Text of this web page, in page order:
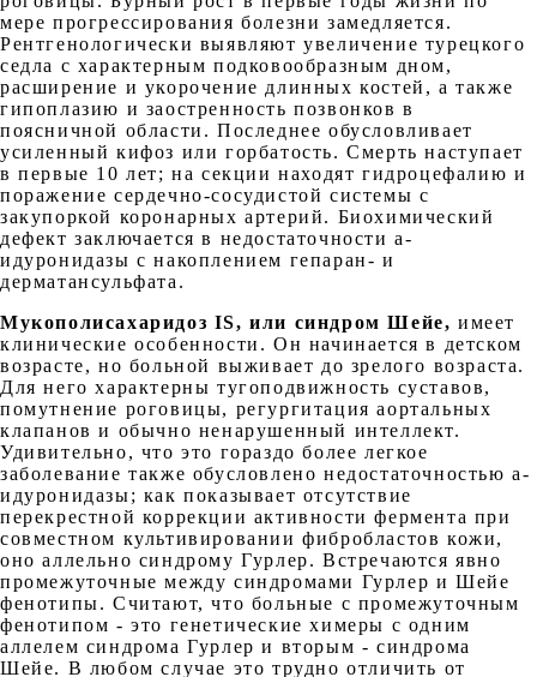
мере прогрессирования болезни замедляется.
Рентгенологически выявляют увеличение турецкого
седла с характерным подковообразным дном,
расширение и укорочение длинных костей, а также
гипоплазию и заостренность позвонков в
поясничной области. Последнее обусловливает
усиленный кифоз или горбатость. Смерть наступает
в первые 10 лет; на секции находят гидроцефалию и
поражение сердечно-сосудистой системы с
закупоркой коронарных артерий. Биохимический
дефект заключается в недостаточности а-
идуронидазы с накоплением гепаран- и
дерматансульфата.
Мукополисахаридоз IS, или синдром Шейе, имеет
клинические особенности. Он начинается в детском
возрасте, но больной выживает до зрелого возраста.
Для него характерны тугоподвижность суставов,
помутнение роговицы, регургитация аортальных
клапанов и обычно ненарушенный интеллект.
Удивительно, что это гораздо более легкое
заболевание также обусловлено недостаточностью а-
идуронидазы; как показывает отсутствие
перекрестной коррекции активности фермента при
совместном культивировании фибробластов кожи,
оно аллельно синдрому Гурлер. Встречаются явно
промежуточные между синдромами Гурлер и Шейе
фенотипы. Считают, что больные с промежуточным
фенотипом - это генетические химеры с одним
аллелем синдрома Гурлер и вторым - синдрома
Шейе. В любом случае это трудно отличить от